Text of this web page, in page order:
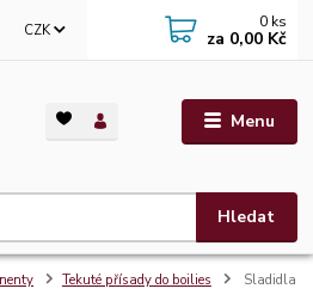
Menu
CZK
Hledat
0 ks
za 0,00 Kč
Tekuté přísady do boilies Sladidla